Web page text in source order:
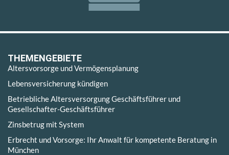
THEMENGEBIETE
Altersvorsorge und Vermögensplanung
Lebensversicherung kündigen
Betriebliche Altersversorgung Geschäftsführer und
Gesellschafter-Geschäftsführer
Zinsbetrug mit System
Erbrecht und Vorsorge: Ihr Anwalt für kompetente Beratung in
München